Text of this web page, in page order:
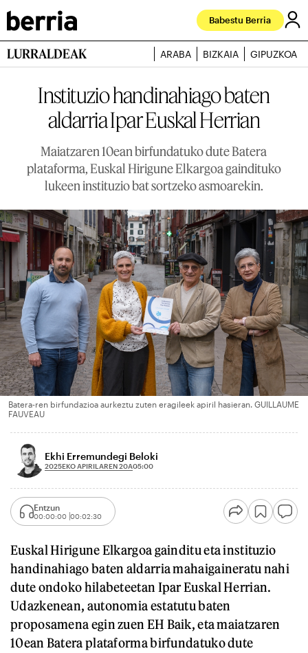
Babestu Berria
LURRALDEAK ARABA BIZKAIA GIPUZKOA
Instituzio handinahiago baten
aldarria Ipar Euskal Herrian
Maiatzaren 10ean birfundatuko dute Batera
plataforma, Euskal Hirigune Elkargoa gaindituko
lukeen instituzio bat sortzeko asmoarekin.
Batera-ren birfundazioa aurkeztu zuten eragileek apiril hasieran. GUILLAUME
FAUVEAU
Ekhi Erremundegi Beloki
2025EKO APIRILAREN 20A05:00
Entzun
00:00:00 00:02:30
Euskal Hirigune Elkargoa gainditu eta instituzio
handinahiago baten aldarria mahaigaineratu nahi
dute ondoko hilabeteetan Ipar Euskal Herrian.
Udazkenean, autonomia estatutu baten
proposamena egin zuen EH Baik, eta maiatzaren
10ean Batera plataforma birfundatuko dute